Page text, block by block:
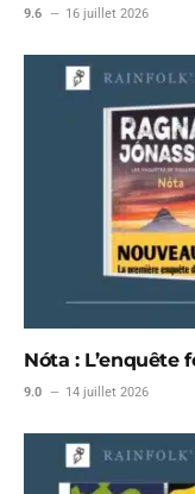
9.6 16 juillet 2026
Nóta : L’enquête
9.0 14 juillet 2026